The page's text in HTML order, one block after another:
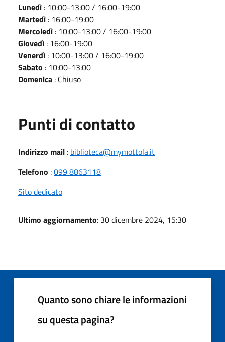
Lunedì : 10:00-13:00 / 16:00-19:00
Martedì : 16:00-19:00
Mercoledì : 10:00-13:00 / 16:00-19:00
Giovedì : 16:00-19:00
Venerdì : 10:00-13:00 / 16:00-19:00
Sabato : 10:00-13:00
Domenica : Chiuso
Punti di contatto
Indirizzo mail : biblioteca@mymottola.it
Telefono :099 8863118
Sito dedicato
Ultimo aggiornamento: 30 dicembre 2024, 15:30
Quanto sono chiare le informazioni
su questa pagina?